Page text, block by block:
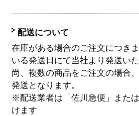
配送について
在庫がある場合のご注文につき
いる発送日にて当社より発送い
尚、複数の商品をご注文の場合
発送となります。
※配送業者は「佐川急便」また
けます